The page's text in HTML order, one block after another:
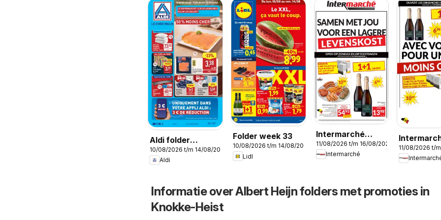
Aldi folder
semaine 33
10/08/2026 t/m 14/08/2026
Aldi
Folder week 33
10/08/2026 t/m 14/08/2026
Lidl
Intermarché
folder week 33
11/08/2026 t/m 16/08/2026
Intermarché
folder
11/08/2026 t/
Informatie over Albert Heijn folders met promoties in
Knokke-Heist